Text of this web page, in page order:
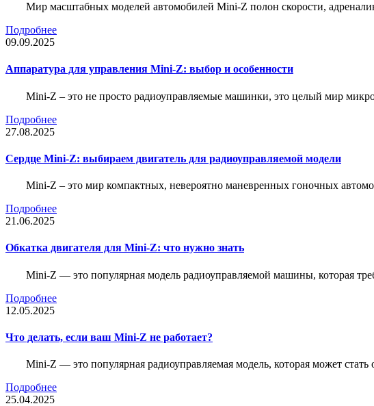
Мир масштабных моделей автомобилей Mini-Z полон скорости,
Подробнее
09.09.2025
Аппаратура для управления Mini-Z: выбор и особенности
Mini-Z – это не просто радиоуправляемые машинки, это целый мир
Подробнее
27.08.2025
Сердце Mini-Z: выбираем двигатель для радиоуправляемой модели
Mini-Z – это мир компактных, невероятно маневренных гоночных
Подробнее
21.06.2025
Обкатка двигателя для Mini-Z: что нужно знать
Mini-Z — это популярная модель радиоуправляемой машины, которая
Подробнее
12.05.2025
Что делать, если ваш Mini-Z не работает?
Mini-Z — это популярная радиоуправляемая модель, которая может
Подробнее
25.04.2025